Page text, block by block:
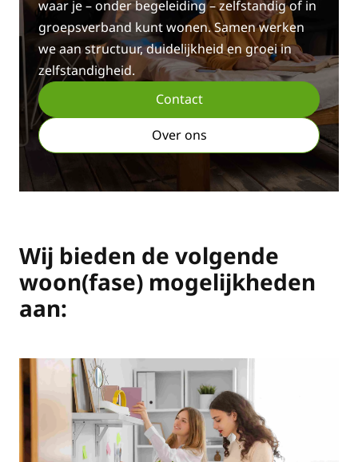
waar je – onder begeleiding – zelfstandig of in
groepsverband kunt wonen. Samen werken
we aan structuur, duidelijkheid en groei in
zelfstandigheid.
Contact
Over ons
Wij bieden de volgende
woon(fase) mogelijkheden
aan: